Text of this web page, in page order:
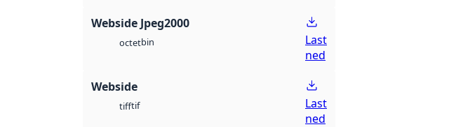
Webside Jpeg2000
octetbin
Last
ned
Webside
tifftif
Last
ned